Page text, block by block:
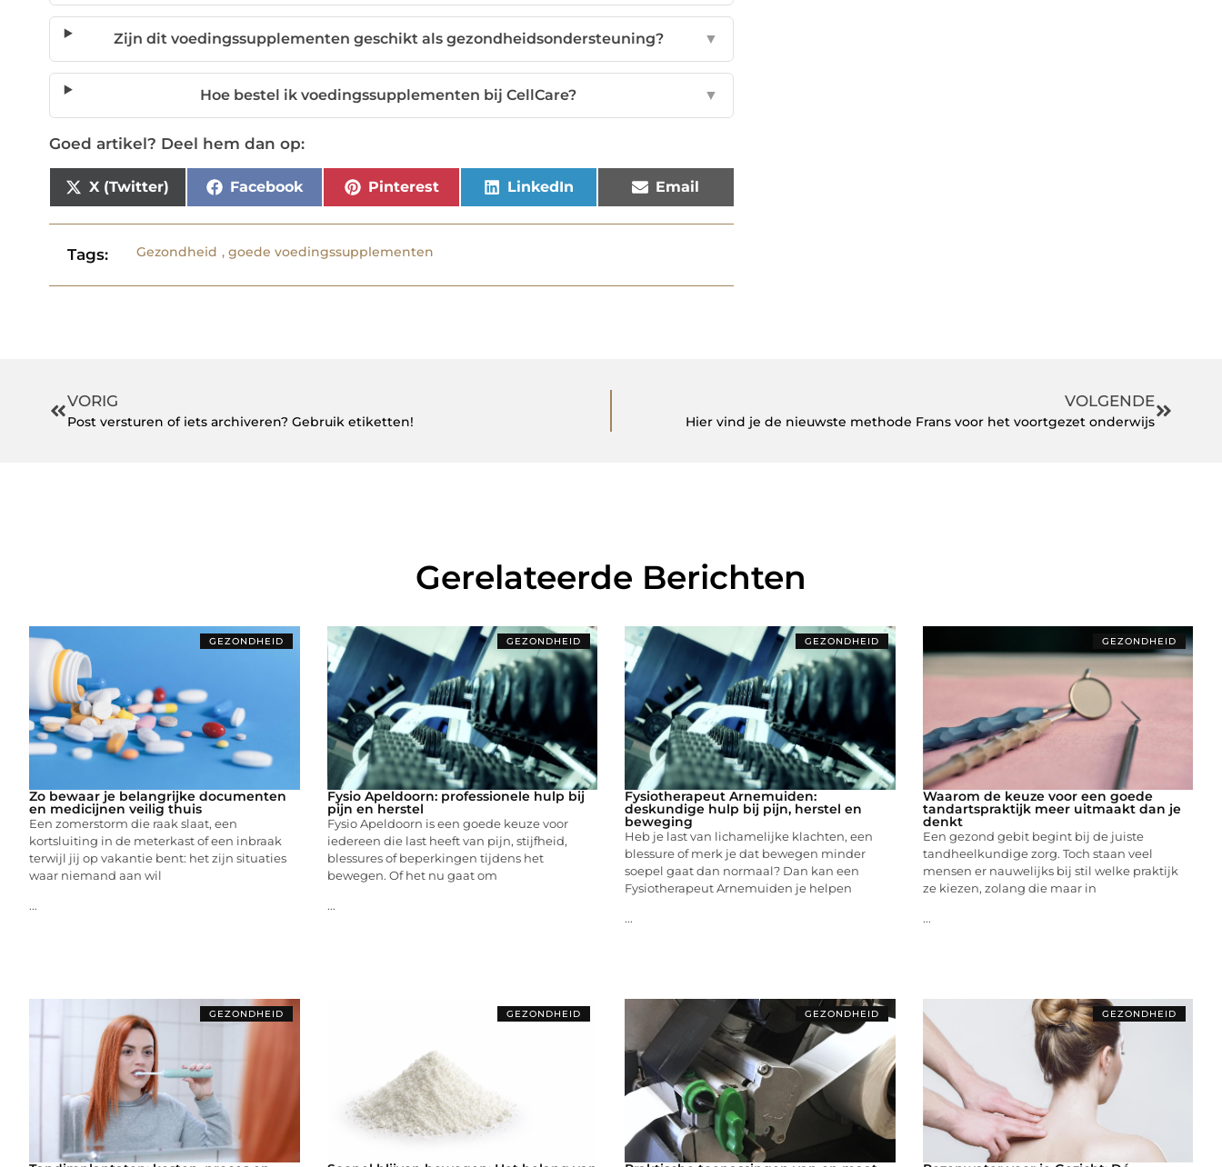
Zijn dit voedingssupplementen geschikt als gezondheidsondersteuning? ▼
Hoe bestel ik voedingssupplementen bij CellCare? ▼
Goed artikel? Deel hem dan op:
X (Twitter) Facebook Pinterest LinkedIn Email
Tags: Gezondheid ,goede voedingssupplementen
VORIG
Post versturen of iets archiveren? Gebruik etiketten!
VOLGENDE
Hier vind je de nieuwste methode Frans voor het voortgezet onderwijs
Gerelateerde Berichten
GEZONDHEID
Zo bewaar je belangrijke documenten
en medicijnen veilig thuis
Een zomerstorm die raak slaat, een
kortsluiting in de meterkast of een inbraak
terwijl jij op vakantie bent: het zijn situaties
waar niemand aan wil
...
GEZONDHEID
Fysio Apeldoorn: professionele hulp bij
pijn en herstel
Fysio Apeldoorn is een goede keuze voor
iedereen die last heeft van pijn, stijfheid,
blessures of beperkingen tijdens het
bewegen. Of het nu gaat om
...
GEZONDHEID
Fysiotherapeut Arnemuiden:
deskundige hulp bij pijn, herstel en
beweging
Heb je last van lichamelijke klachten, een
blessure of merk je dat bewegen minder
soepel gaat dan normaal? Dan kan een
Fysiotherapeut Arnemuiden je helpen
...
GEZONDHEID
Waarom de keuze voor een goede
tandartspraktijk meer uitmaakt dan je
denkt
Een gezond gebit begint bij de juiste
tandheelkundige zorg. Toch staan veel
mensen er nauwelijks bij stil welke praktijk
ze kiezen, zolang die maar in
...
GEZONDHEID GEZONDHEID GEZONDHEID GEZONDHEID